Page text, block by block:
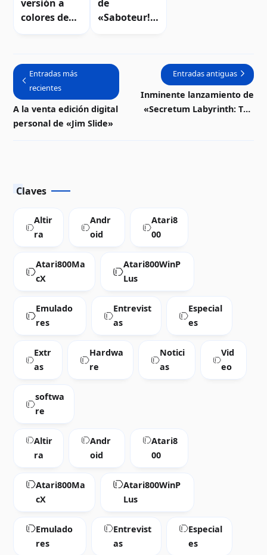
versión a
colores de
Descarga
de
«Saboteur!»
Entradas más
recientes
A la venta edición digital
personal de «Jim Slide»
Entradas antiguas
Inminente lanzamiento de
«Secretum Labyrinth: The
Claves
Altir
ra
Andr
oid
Atari8
00
Atari800Ma
cX
Atari800WinP
Lus
Emulado
res
Entrevist
as
Especial
es
Extr
as
Hardwa
re
Notici
as
Vid
eo
softwa
re
Altir
ra
Andr
oid
Atari8
00
Atari800Ma
cX
Atari800WinP
Lus
Emulado
res
Entrevist
as
Especial
es